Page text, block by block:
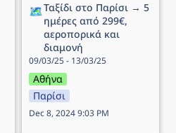
🗺️Ταξίδι στο Παρίσι → 5
ημέρες από 299€,
αεροπορικά και
διαμονή
09/03/25 - 13/03/25
Αθήνα
Παρίσι
Dec 8, 2024 9:03 PM